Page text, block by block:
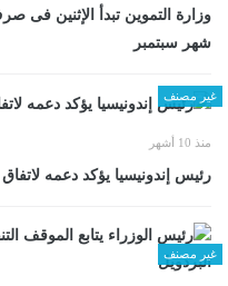
وزارة التموين تبدأ الإثنين
شهر سبتمبر
غير مصنف
منذ 10 أشهر
رئيس إندونيسيا يؤكد دعمه
غير مصنف